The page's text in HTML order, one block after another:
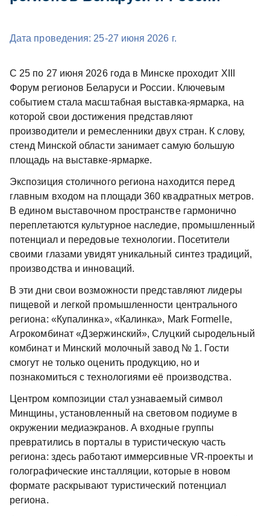
Дата проведения: 25-27 июня 2026 г.
С 25 по 27 июня 2026 года в Минске проходит XIII
Форум регионов Беларуси и России. Ключевым
событием стала масштабная выставка-ярмарка, на
которой свои достижения представляют
производители и ремесленники двух стран. К слову,
стенд Минской области занимает самую большую
площадь на выставке-ярмарке.
Экспозиция столичного региона находится перед
главным входом на площади 360 квадратных метров.
В едином выставочном пространстве гармонично
переплетаются культурное наследие, промышленный
потенциал и передовые технологии. Посетители
своими глазами увидят уникальный синтез традиций,
производства и инноваций.
В эти дни свои возможности представляют лидеры
пищевой и легкой промышленности центрального
региона: «Купалинка», «Калинка», Mark Formelle,
Агрокомбинат «Дзержинский», Слуцкий сыродельный
комбинат и Минский молочный завод № 1. Гости
смогут не только оценить продукцию, но и
познакомиться с технологиями её производства.
Центром композиции стал узнаваемый символ
Минщины, установленный на световом подиуме в
окружении медиаэкранов. А входные группы
превратились в порталы в туристическую часть
региона: здесь работают иммерсивные VR-проекты и
голографические инсталляции, которые в новом
формате раскрывают туристический потенциал
региона.